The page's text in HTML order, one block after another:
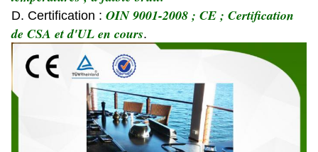
D. Certification : OIN 9001-2008 ; CE ; Certification
de CSA et d'UL en cours.